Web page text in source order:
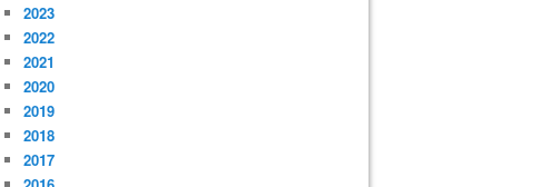
2023
2022
2021
2020
2019
2018
2017